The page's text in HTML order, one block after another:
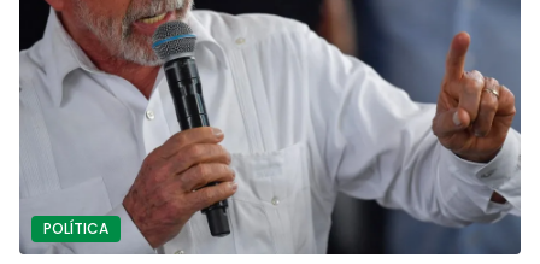
POLÍTICA